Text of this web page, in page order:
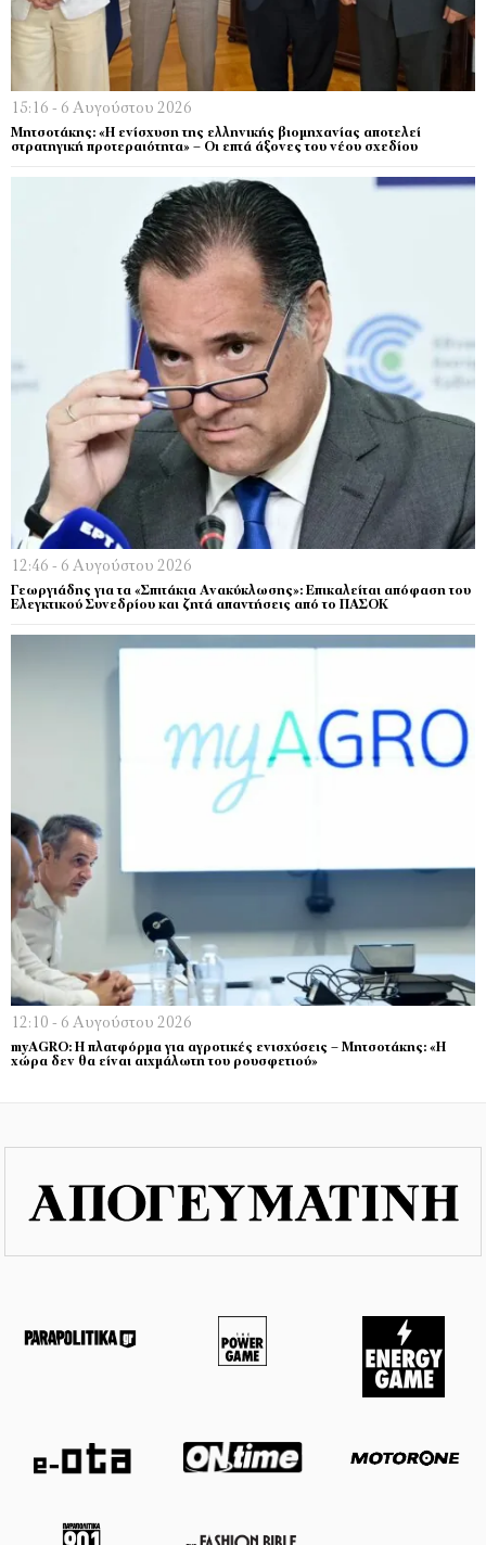
15:16 - 6 Αυγούστου 2026
Μητσοτάκης: «Η ενίσχυση της ελληνικής βιομηχανίας αποτελεί
στρατηγική προτεραιότητα» – Οι επτά άξονες του νέου σχεδίου
12:46 - 6 Αυγούστου 2026
Γεωργιάδης για τα «Σπιτάκια Ανακύκλωσης»: Επικαλείται απόφαση του
Ελεγκτικού Συνεδρίου και ζητά απαντήσεις από το ΠΑΣΟΚ
12:10 - 6 Αυγούστου 2026
myAGRO: Η πλατφόρμα για αγροτικές ενισχύσεις – Μητσοτάκης: «Η
χώρα δεν θα είναι αιχμάλωτη του ρουσφετιού»